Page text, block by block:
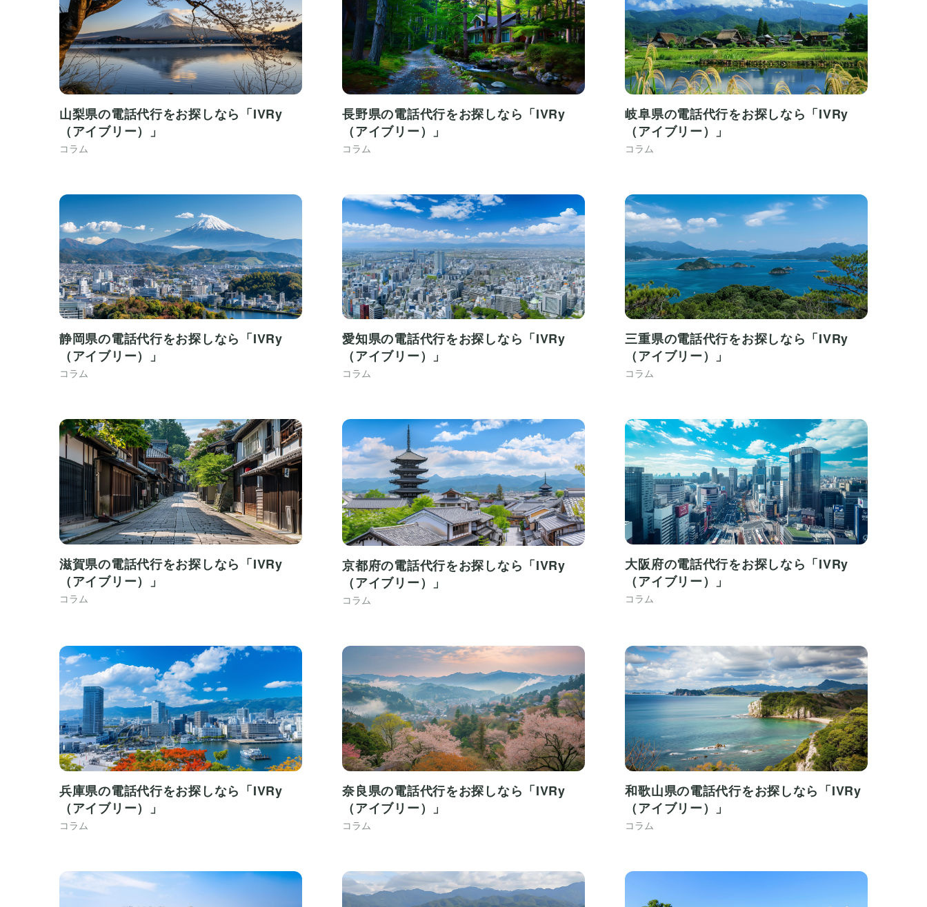
山梨県の電話代行をお探しなら「IVRy
（アイブリー）」
コラム
長野県の電話代行をお探しなら「IVRy
（アイブリー）」
コラム
岐阜県の電話代行をお探しなら「IVRy
（アイブリー）」
コラム
静岡県の電話代行をお探しなら「IVRy
（アイブリー）」
コラム
愛知県の電話代行をお探しなら「IVRy
（アイブリー）」
コラム
三重県の電話代行をお探しなら「IVRy
（アイブリー）」
コラム
滋賀県の電話代行をお探しなら「IVRy
（アイブリー）」
コラム
京都府の電話代行をお探しなら「IVRy
（アイブリー）」
コラム
大阪府の電話代行をお探しなら「IVRy
（アイブリー）」
コラム
兵庫県の電話代行をお探しなら「IVRy
（アイブリー）」
コラム
奈良県の電話代行をお探しなら「IVRy
（アイブリー）」
コラム
和歌山県の電話代行をお探しなら「IVRy
（アイブリー）」
コラム